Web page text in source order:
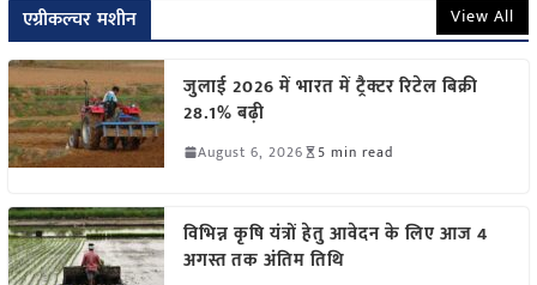
एग्रीकल्चर मशीन View All
जुलाई 2026 में भारत में ट्रैक्टर रिटेल बिक्री
28.1% बढ़ी
August 6, 2026 5 min read
विभिन्न कृषि यंत्रों हेतु आवेदन के लिए आज 4
अगस्त तक अंतिम तिथि